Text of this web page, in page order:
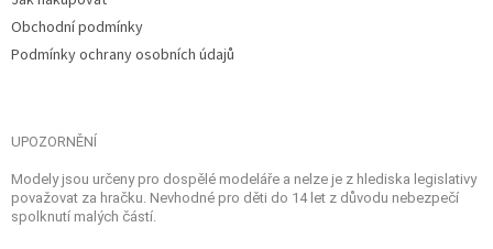
Obchodní podmínky
Podmínky ochrany osobních údajů
UPOZORNĚNÍ
Modely jsou určeny pro dospělé modeláře a nelze je z hlediska legislativy
považovat za hračku. Nevhodné pro děti do 14 let z důvodu nebezpečí
spolknutí malých částí.